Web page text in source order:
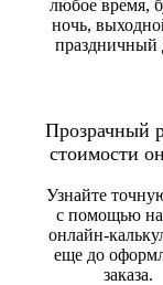
любое время,
ночь,
праздничный
Прозрачный
стоимости
Узнайте
с помощью
онлайн-
еще до
заказа.